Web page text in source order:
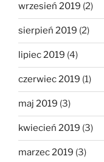
wrzesień 2019 (2)
sierpień 2019 (2)
lipiec 2019 (4)
czerwiec 2019 (1)
maj 2019 (3)
kwiecień 2019 (3)
marzec 2019 (3)